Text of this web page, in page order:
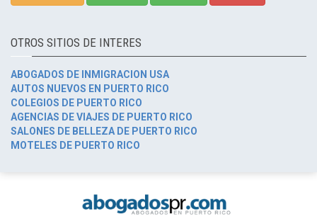
OTROS SITIOS DE INTERES
ABOGADOS DE INMIGRACION USA
AUTOS NUEVOS EN PUERTO RICO
COLEGIOS DE PUERTO RICO
AGENCIAS DE VIAJES DE PUERTO RICO
SALONES DE BELLEZA DE PUERTO RICO
MOTELES DE PUERTO RICO